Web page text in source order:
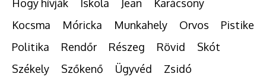
Hogy hívják
Iskola Jean
Karácsony
Kocsma
Móricka Munkahely Orvos
Pistike
Politika
Rendőr Részeg Rövid
Skót
Székely
Szőkenő Ügyvéd
Zsidó